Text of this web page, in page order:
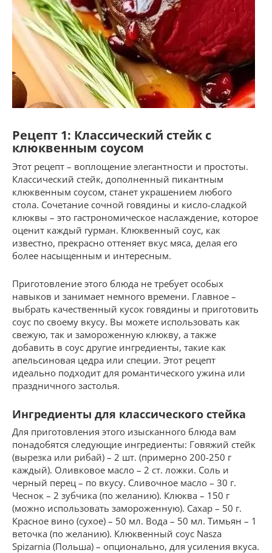
Рецепт 1: Классический стейк с
клюквенным соусом
Этот рецепт – воплощение элегантности и простоты.
Классический стейк, дополненный пикантным
клюквенным соусом, станет украшением любого
стола. Сочетание сочной говядины и кисло-сладкой
клюквы – это гастрономическое наслаждение, которое
оценит каждый гурман. Клюквенный соус, как
известно, прекрасно оттеняет вкус мяса, делая его
более насыщенным и интересным.
Приготовление этого блюда не требует особых
навыков и занимает немного времени. Главное –
выбрать качественный кусок говядины и приготовить
соус по своему вкусу. Вы можете использовать как
свежую, так и замороженную клюкву, а также
добавить в соус другие ингредиенты, такие как
апельсиновая цедра или специи. Этот рецепт
идеально подходит для романтического ужина или
праздничного застолья.
Ингредиенты для классического стейка
Для приготовления этого изысканного блюда вам
понадобятся следующие ингредиенты: Говяжий стейк
(вырезка или рибай) – 2 шт. (примерно 200-250 г
каждый). Оливковое масло – 2 ст. ложки. Соль и
черный перец – по вкусу. Сливочное масло – 30 г.
Чеснок – 2 зубчика (по желанию). Клюква – 150 г
(можно использовать замороженную). Сахар – 50 г.
Красное вино (сухое) – 50 мл. Вода – 50 мл. Тимьян – 1
веточка (по желанию). Клюквенный соус Nasza
Spizarnia (Польша) – опционально, для усиления вкуса.